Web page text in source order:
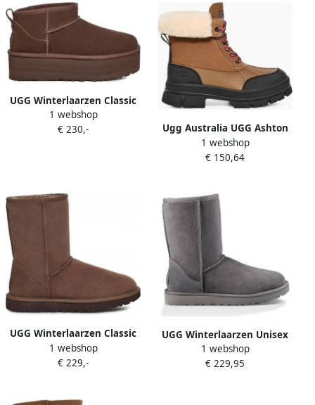
UGG Winterlaarzen Classic
Ultra Mini Platform trend
slip-on shoe with platform
1 webshop
€ 230,-
Ugg Australia UGG Ashton
Addie Boots Voor Vrouwen
Chestnut 39EU
1 webshop
€ 150,64
UGG Winterlaarzen Classic
Short 2 Laars instaplaars in
klassieke vorm
1 webshop
€ 229,-
UGG Winterlaarzen Unisex
Classic Short 2 laarzen
instap laarzen in klassiek
1 webshop
€ 229,95